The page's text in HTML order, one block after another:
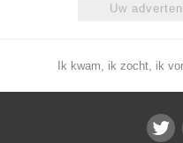
Uw
Ik kwam, ik zocht, ik